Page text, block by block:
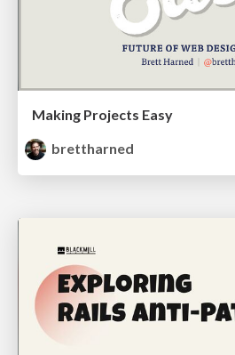
Making Projects Easy
brettharned